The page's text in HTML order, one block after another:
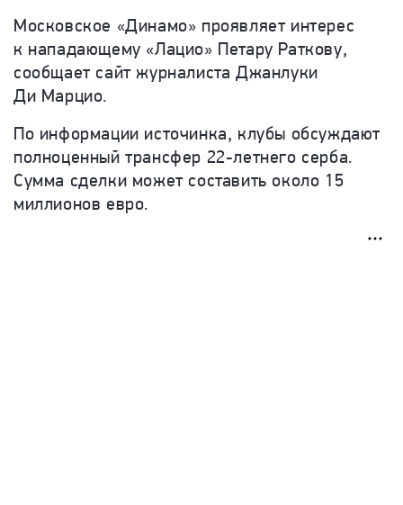
Московское «Динамо» проявляет интерес
к нападающему «Лацио» Петару Раткову,
сообщает сайт журналиста Джанлуки
Ди Марцио.
По информации источинка, клубы обсуждают
полноценный трансфер 22-летнего серба.
Сумма сделки может составить около 15
миллионов евро.